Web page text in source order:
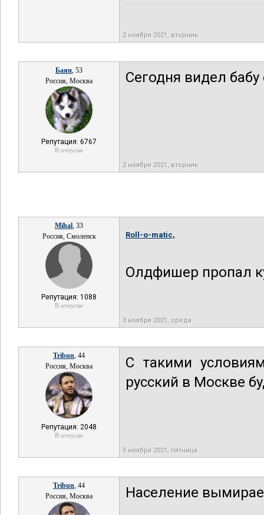
2 ноября 2021, вторник
Баян, 53
Россия, Москва
Репутация: 6767
В отпуске
Сегодня видел
2 ноября 2021, вторник
Mihal, 33
Россия, Смоленск
Репутация: 1088
В отпуске
Roll-o-matic,
Олдфишер пропал
3 ноября 2021, среда
Tribun, 44
Россия, Москва
Репутация: 2048
В отпуске
С такими
русский в Москве
5 ноября 2021, пятница
Tribun, 44
Россия, Москва
Население